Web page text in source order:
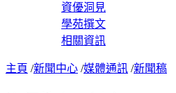
資優洞見
學苑撰文
相關資訊
主頁 /新聞中心 /媒體通訊 /新聞稿